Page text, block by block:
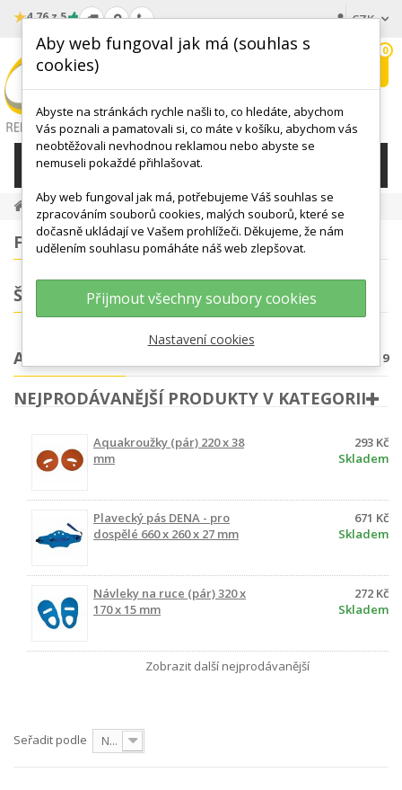
★4.76 z 5 CZK
wishlist
0
KATEGORIE
AQUA POMŮCKY Aquaerobic
FILTROVÁNÍ
ŠTÍTKY
AQUAEROBIC Počet produktů: 9
NEJPRODÁVANĚJŠÍ PRODUKTY V KATEGORII
Aquakroužky (pár) 220 x 38
mm
293 Kč
Skladem
Plavecký pás DENA - pro
dospělé 660 x 260 x 27 mm
671 Kč
Skladem
Návleky na ruce (pár) 320 x
170 x 15 mm
272 Kč
Skladem
Zobrazit další nejprodávanější
Seřadit podle Nejprve produkty skladem
Aby web fungoval jak má (souhlas s
cookies)
Abyste na stránkách rychle našli to, co hledáte, abychom
Vás poznali a pamatovali si, co máte v košíku, abychom vás
neobtěžovali nevhodnou reklamou nebo abyste se
nemuseli pokaždé přihlašovat.
Aby web fungoval jak má, potřebujeme Váš souhlas se
zpracováním souborů cookies, malých souborů, které se
dočasně ukládají ve Vašem prohlížeči. Děkujeme, že nám
udělením souhlasu pomáháte náš web zlepšovat.
Přijmout všechny soubory cookies
Nastavení cookies